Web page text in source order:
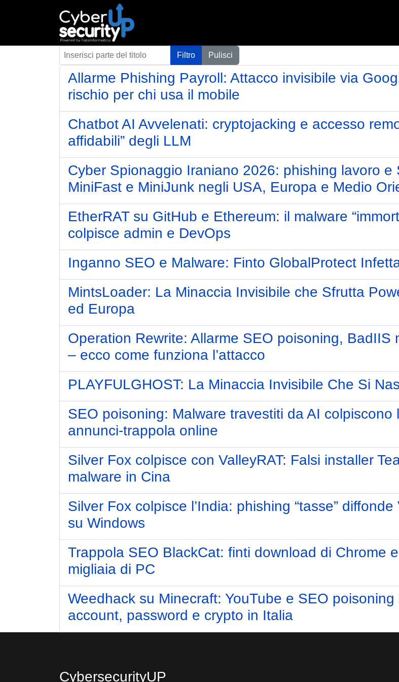
Inserisci parte del titolo Filtro Pulisci
Allarme Phishing Payroll: Attacco invisibile via
rischio per chi usa il mobile
Chatbot AI Avvelenati: cryptojacking e accesso
affidabili” degli LLM
Cyber Spionaggio Iraniano 2026: phishing lavoro
MiniFast e MiniJunk negli USA, Europa e Medio
EtherRAT su GitHub e Ethereum: il malware
colpisce admin e DevOps
Inganno SEO e Malware: Finto GlobalProtect
MintsLoader: La Minaccia Invisibile che Sfrutta
ed Europa
Operation Rewrite: Allarme SEO poisoning, BadIIS
– ecco come funziona l’attacco
PLAYFULGHOST: La Minaccia Invisibile Che Si
SEO poisoning: Malware travestiti da AI
annunci-trappola online
Silver Fox colpisce con ValleyRAT: Falsi installer
malware in Cina
Silver Fox colpisce l’India: phishing “tasse”
su Windows
Trappola SEO BlackCat: finti download di Chrome
migliaia di PC
Weedhack su Minecraft: YouTube e SEO
account, password e crypto in Italia
CybersecurityUP